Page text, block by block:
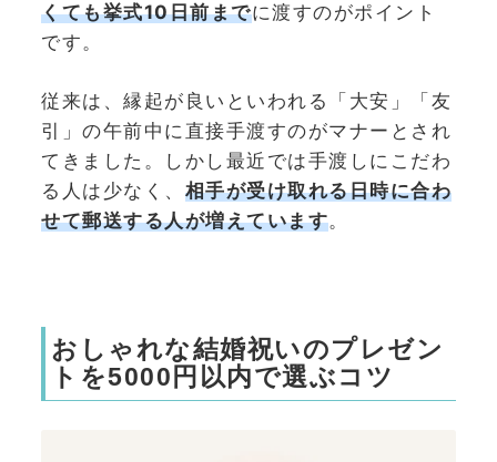
くても挙式10日前までに渡すのがポイント
です。
従来は、縁起が良いといわれる「大安」「友
引」の午前中に直接手渡すのがマナーとされ
てきました。しかし最近では手渡しにこだわ
る人は少なく、 相手が受け取れる日時に合わ
せて郵送する人が増えています。
おしゃれな結婚祝いのプレゼン
トを5000円以内で選ぶコツ